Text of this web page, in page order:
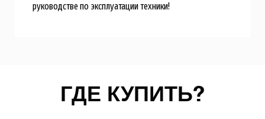
руководстве по эксплуатации техники!
ГДЕ КУПИТЬ?